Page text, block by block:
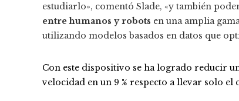
estudiarlo», comentó Slade, «y también
entre humanos y robots en una amplia
utilizando modelos basados ​​en datos que
Con este dispositivo se ha logrado reducir
velocidad en un 9 % respecto a llevar solo